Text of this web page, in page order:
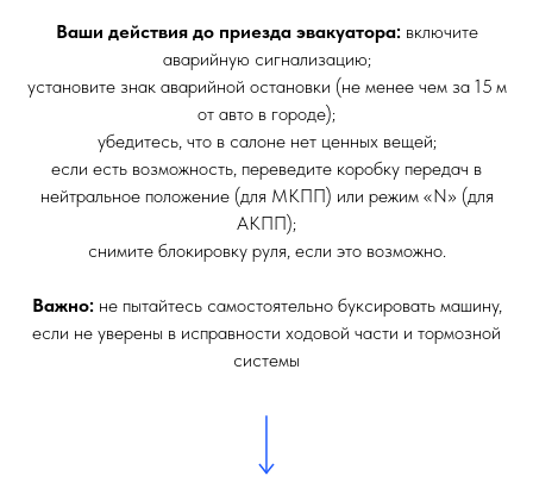
Ваши действия до приезда эвакуатора: включите
аварийную сигнализацию;
установите знак аварийной остановки (не менее чем за 15 м
от авто в городе);
убедитесь, что в салоне нет ценных вещей;
если есть возможность, переведите коробку передач в
нейтральное положение (для МКПП) или режим «N» (для
АКПП);
снимите блокировку руля, если это возможно.
Важно:не пытайтесь самостоятельно буксировать машину,
если не уверены в исправности ходовой части и тормозной
системы